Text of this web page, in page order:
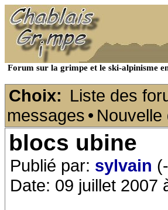
Forum sur la grimpe et le ski-alpinisme
Choix: Liste des
messages • Nouvelle
blocs ubine
Publié par: sylvain
Date: 09 juillet 2007